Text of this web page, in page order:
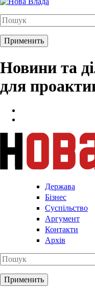
Новини та
для
Держава
Бізнес
Суспільство
Аргумент
Контакти
Архів